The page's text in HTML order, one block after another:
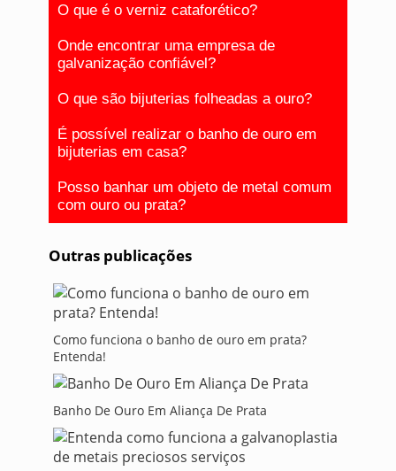
O que é o verniz cataforético?
Onde encontrar uma empresa de
galvanização confiável?
O que são bijuterias folheadas a ouro?
É possível realizar o banho de ouro em
bijuterias em casa?
Posso banhar um objeto de metal comum
com ouro ou prata?
Outras publicações
Como funciona o banho de ouro em prata?
Entenda!
Banho De Ouro Em Aliança De Prata